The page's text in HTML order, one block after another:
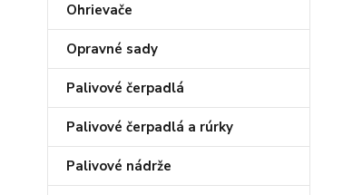
Ohrievače
Opravné sady
Palivové čerpadlá
Palivové čerpadlá a rúrky
Palivové nádrže